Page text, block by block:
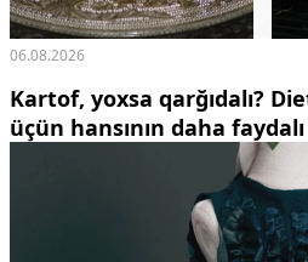
Əlaqə
06.08.2026
Kartof, yoxsa qarğıdalı?
üçün hansının daha